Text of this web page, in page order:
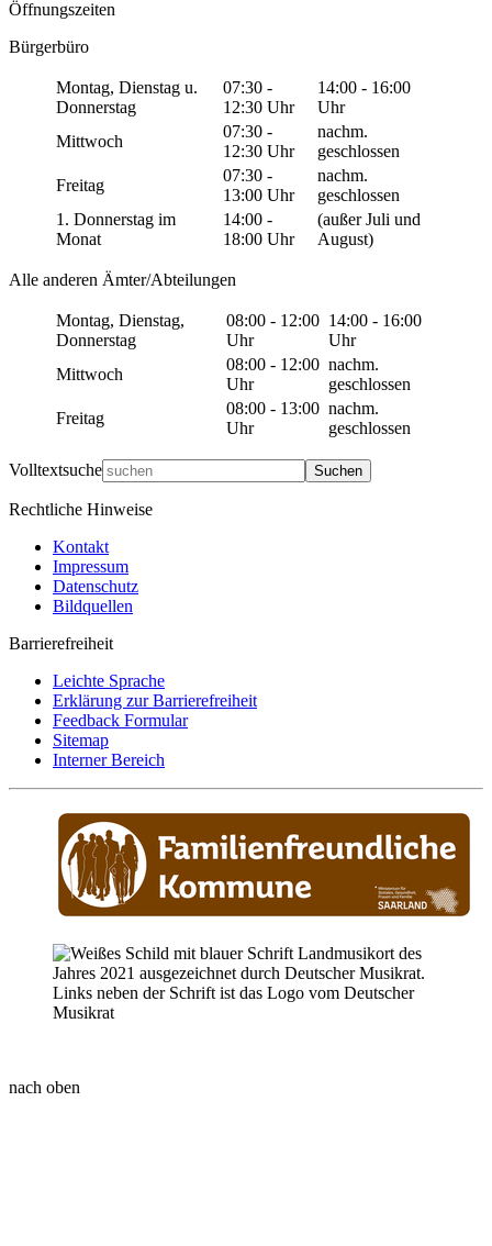
Öffnungszeiten
Bürgerbüro
Montag, Dienstag u.
Donnerstag
07:30 -
12:30 Uhr
14:00 - 16:00
Uhr
Mittwoch
07:30 -
12:30 Uhr
nachm.
geschlossen
Freitag
07:30 -
13:00 Uhr
nachm.
geschlossen
1. Donnerstag im
Monat
14:00 -
18:00 Uhr
(außer Juli und
August)
Alle anderen Ämter/Abteilungen
Montag, Dienstag,
Donnerstag
08:00 - 12:00
Uhr
14:00 - 16:00
Uhr
Mittwoch
08:00 - 12:00
Uhr
nachm.
geschlossen
Freitag
08:00 - 13:00
Uhr
nachm.
geschlossen
Volltextsuche Suchen
Rechtliche Hinweise
Kontakt
Impressum
Datenschutz
Bildquellen
Barrierefreiheit
Leichte Sprache
Erklärung zur Barrierefreiheit
Feedback Formular
Sitemap
Interner Bereich
nach oben